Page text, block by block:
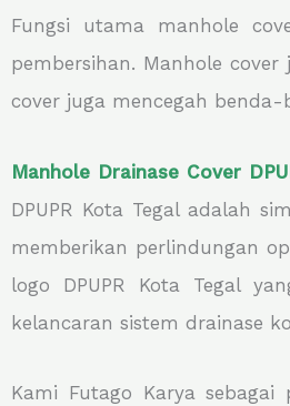
Fungsi utama manhole
pembersihan. Manhole
cover juga mencegah
Manhole Drainase Cover
DPUPR Kota Tegal adalah
memberikan perlindungan
logo DPUPR Kota Tegal
kelancaran sistem drainase
Kami Futago Karya